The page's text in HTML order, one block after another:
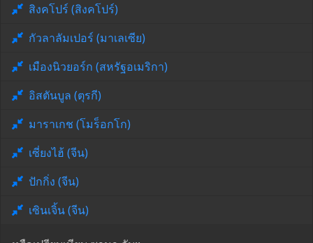
สิงคโปร์ (สิงคโปร์)
กัวลาลัมเปอร์ (มาเลเซีย)
เมืองนิวยอร์ก (สหรัฐอเมริกา)
อิสตันบูล (ตุรกี)
มาราเกช (โมร็อกโก)
เซี่ยงไฮ้ (จีน)
ปักกิ่ง (จีน)
เซินเจิ้น (จีน)